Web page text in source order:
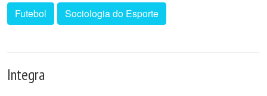
Futebol Sociologia do Esporte
Integra